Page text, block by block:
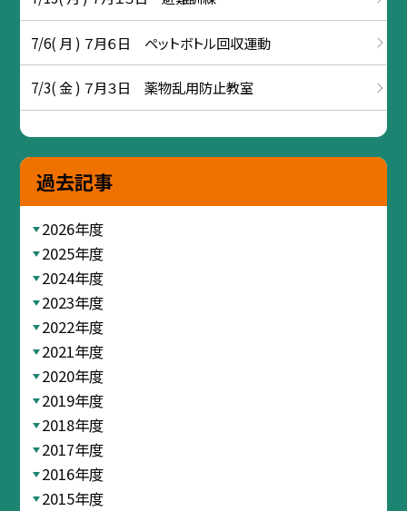
7/6( 月 ) ７月６日 ペットボトル回収運動
7/3( 金 ) ７月３日 薬物乱用防止教室
過去記事
2026年度
2025年度
2024年度
2023年度
2022年度
2021年度
2020年度
2019年度
2018年度
2017年度
2016年度
2015年度